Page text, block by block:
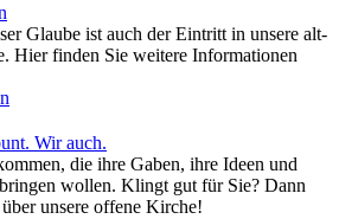
Glaube ist auch der Eintritt in unsere alt-
Hier finden Sie weitere Informationen
Wir auch.
die ihre Gaben, ihre Ideen und
wollen. Klingt gut für Sie? Dann
unsere offene Kirche!